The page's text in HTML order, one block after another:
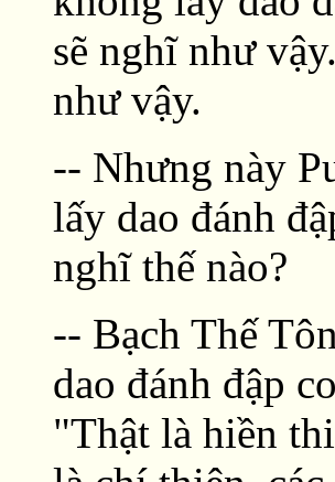
sẽ nghĩ như
như vậy.
-- Nhưng này
lấy dao đánh
nghĩ thế nào?
-- Bạch Thế
dao đánh đập
"Thật là hiền